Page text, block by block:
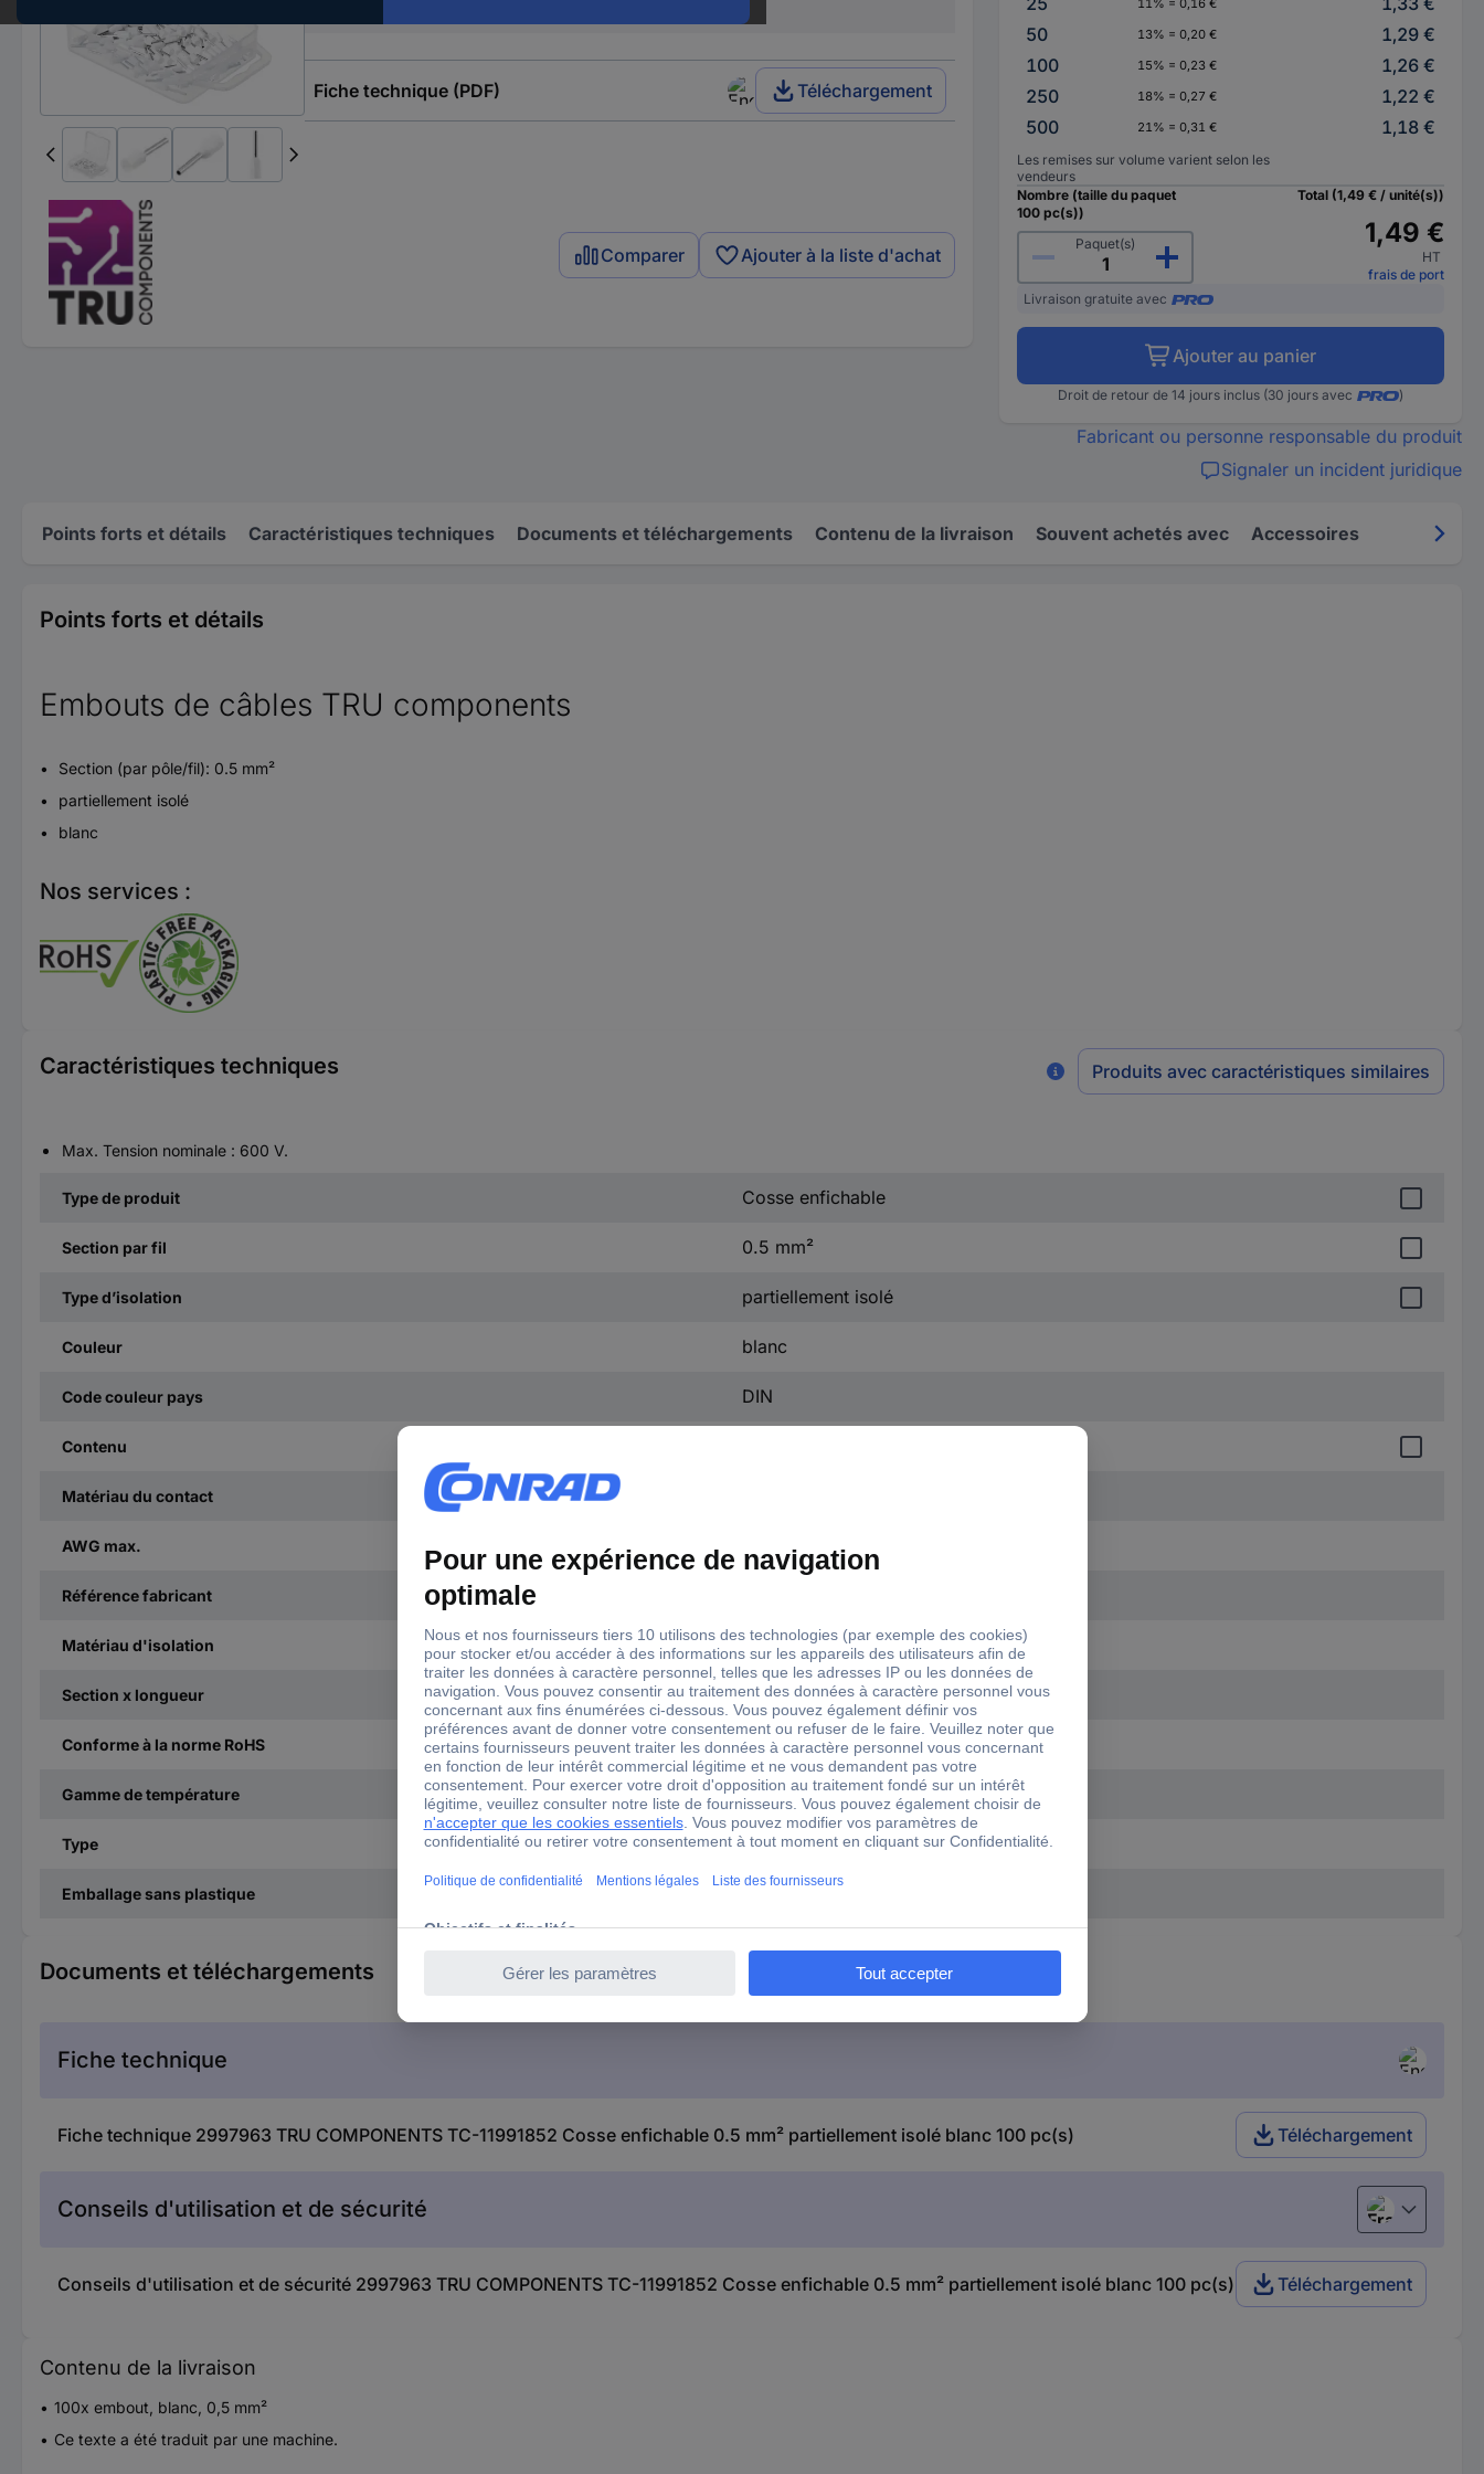
Fiche technique (PDF) Téléchargement
Comparer Ajouter à la liste d'achat
11% = 0,16 €
50
13% = 0,20 €
1,29 €
100
15% = 0,23 €
1,26 €
250
18% = 0,27 €
1,22 €
500
21% = 0,31 € 1,18 €
Les remises sur volume varient selon les
vendeurs
Nombre (taille du paquet
100 pc(s))
Paquet(s)
Total (1,49 € / unité(s))
1,49 €
HT
frais de port
Livraison gratuite avec
Ajouter au panier
Droit de retour de 14 jours inclus (30 jours avec )
Fabricant ou personne responsable du produit
Signaler un incident juridique
Points forts et détails Caractéristiques techniques Documents et téléchargements Contenu de la livraison Souvent achetés avec Accessoires
Points forts et détails
Embouts de câbles TRU components
Section (par pôle/fil): 0.5 mm²
partiellement isolé
blanc
Nos services :
Caractéristiques techniques Produits avec caractéristiques similaires
Max. Tension nominale : 600 V.
Type de produit Cosse enfichable
Section par fil 0.5 mm²
Type d’isolation partiellement isolé
Couleur blanc
Code couleur pays DIN
Contenu
Matériau du contact
AWG max.
Référence fabricant
Matériau d'isolation PVC
Section x longueur 0.5 mm²
Conforme à la norme RoHS oui
Gamme de température 75 °C
Type TC-11991852
Emballage sans plastique
Documents et téléchargements
Fiche technique
Fiche technique 2997963 TRU COMPONENTS TC-11991852 Cosse enfichable 0.5 mm² partiellement isolé blanc 100 pc(s) Téléchargement
Conseils d'utilisation et de sécurité Français
Conseils d'utilisation et de sécurité 2997963 TRU COMPONENTS TC-11991852 Cosse enfichable 0.5 mm² partiellement isolé blanc 100 pc(s) Téléchargement
Contenu de la livraison
100x embout, blanc, 0,5 mm²
Ce texte a été traduit par une machine.